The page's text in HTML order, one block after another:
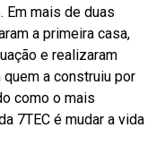
mais de duas
a primeira casa,
e realizaram
a construiu por
como o mais
7TEC é mudar a vida